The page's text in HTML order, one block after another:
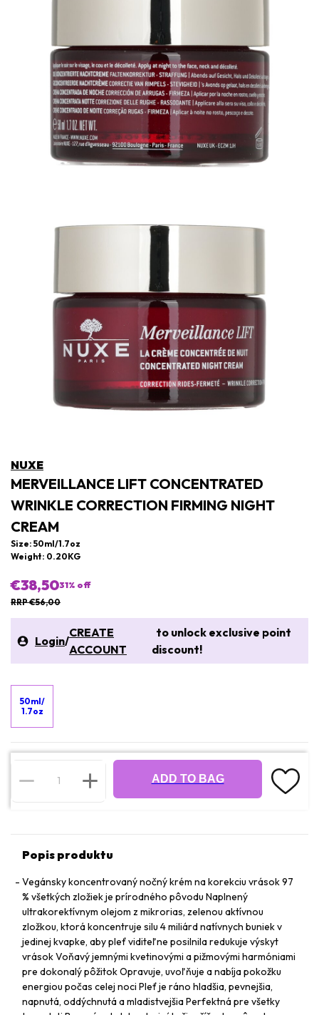
NUXE
MERVEILLANCE LIFT CONCENTRATED
WRINKLE CORRECTION FIRMING NIGHT
CREAM
Size: 50ml/1.7oz
Weight: 0.20KG
€38,5031% off
RRP €56,00
Login/
CREATE
ACCOUNT
to unlock exclusive point
discount!
50ml/
1.7oz
ADD TO BAG
Popis produktu
Vegánsky koncentrovaný nočný krém na korekciu vrások 97
% všetkých zložiek je prírodného pôvodu Naplnený
ultrakorektívnym olejom z mikrorias, zelenou aktívnou
zložkou, ktorá koncentruje silu 4 miliárd natívnych buniek v
jedinej kvapke, aby pleť viditeľne posilnila redukuje výskyt
vrások Voňavý jemnými kvetinovými a pižmovými harmóniami
pre dokonalý pôžitok Opravuje, uvoľňuje a nabíja pokožku
energiou počas celej noci Pleť je ráno hladšia, pevnejšia,
napnutá, oddýchnutá a mladistvejšia Perfektná pre všetky